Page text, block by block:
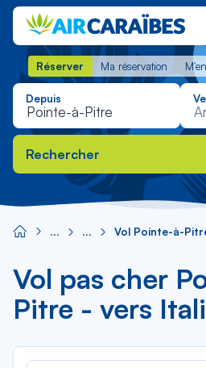
Réserver Ma réservation
Réserver Ma réservation
Depuis
Rechercher
Vol Pointe-à-
Vol pas cher
Pitre - vers